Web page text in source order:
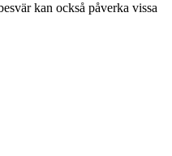
kan också påverka vissa